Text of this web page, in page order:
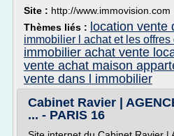
Site : http://www.immovision.com
Thèmes liés : location vente
immobilier l achat et les offres
immobilier achat vente
vente achat maison
vente dans l immobilier
Cabinet Ravier |
... - PARIS 16